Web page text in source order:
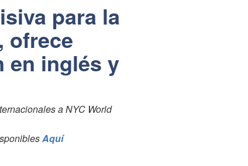
para la
ofrece
en inglés y
a NYC World
Aquí